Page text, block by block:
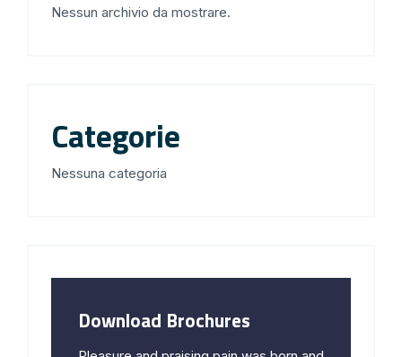
Nessun archivio da mostrare.
Categorie
Nessuna categoria
Download Brochures